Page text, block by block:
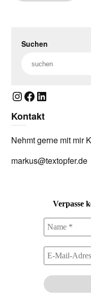
Suchen
Instagram
Facebook
LinkedIn
Kontakt
Nehmt gerne mit mir
markus@textopfer.de
Verpasse